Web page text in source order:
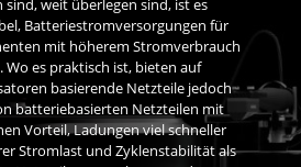
sind, weit überlegen sind, ist es
Batteriestromversorgungen für
mit höherem Stromverbrauch
Wo es praktisch ist, bieten auf
basierende Netzteile jedoch
batteriebasierten Netzteilen mit
Vorteil, Ladungen viel schneller
Stromlast und Zyklenstabilität als